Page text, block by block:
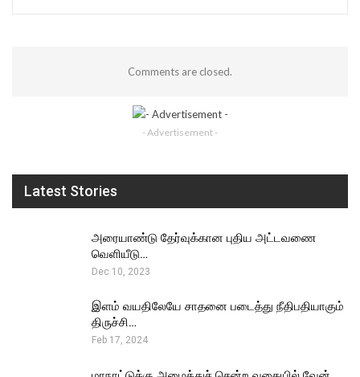
Comments are closed.
- Advertisement -
Latest Stories
அரையாண்டு தேர்வுக்கான புதிய அட்டவணை
வெளியீடு…
Dec 10, 2023
இளம் வயதிலேயே சாதனை படைத்து நீதிபதியாகும்
திருச்சி…
Feb 17, 2024